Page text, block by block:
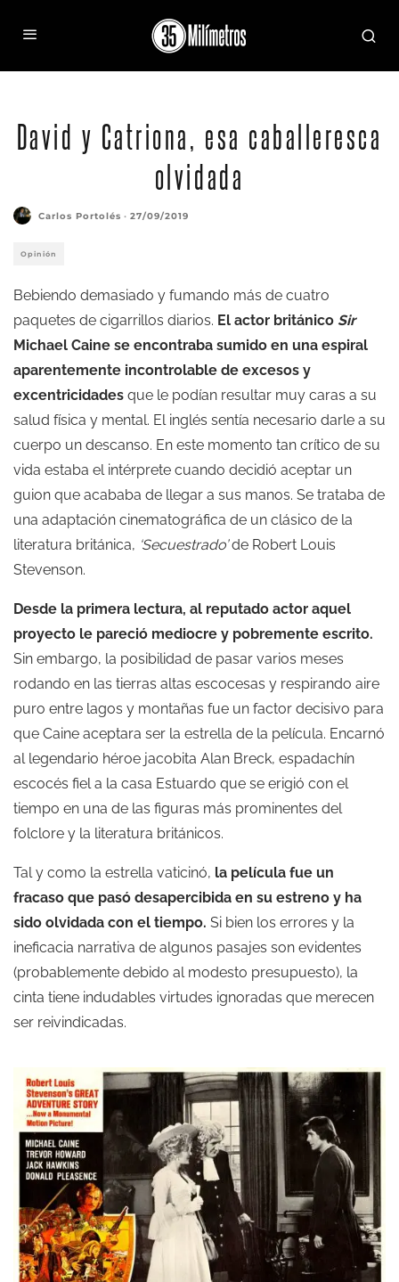
David y Catriona, esa caballeresca
olvidada
Carlos Portolés · 27/09/2019
Opinión
Bebiendo demasiado y fumando más de cuatro
paquetes de cigarrillos diarios. El actor británico Sir
Michael Caine se encontraba sumido en una espiral
aparentemente incontrolable de excesos y
excentricidades que le podían resultar muy caras a su
salud física y mental. El inglés sentía necesario darle a su
cuerpo un descanso. En este momento tan crítico de su
vida estaba el intérprete cuando decidió aceptar un
guion que acababa de llegar a sus manos. Se trataba de
una adaptación cinematográfica de un clásico de la
literatura británica, ‘Secuestrado’de Robert Louis
Stevenson.
Desde la primera lectura, al reputado actor aquel
proyecto le pareció mediocre y pobremente escrito.
Sin embargo, la posibilidad de pasar varios meses
rodando en las tierras altas escocesas y respirando aire
puro entre lagos y montañas fue un factor decisivo para
que Caine aceptara ser la estrella de la película. Encarnó
al legendario héroe jacobita Alan Breck, espadachín
escocés fiel a la casa Estuardo que se erigió con el
tiempo en una de las figuras más prominentes del
folclore y la literatura británicos.
Tal y como la estrella vaticinó, la película fue un
fracaso que pasó desapercibida en su estreno y ha
sido olvidada con el tiempo. Si bien los errores y la
ineficacia narrativa de algunos pasajes son evidentes
(probablemente debido al modesto presupuesto), la
cinta tiene indudables virtudes ignoradas que merecen
ser reivindicadas.